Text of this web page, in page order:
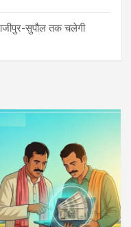
सुपौल तक चलेगी